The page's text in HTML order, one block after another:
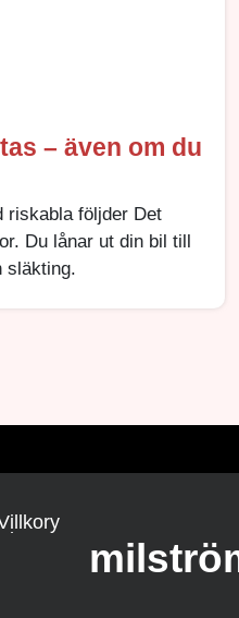
– även om du
riskabla följder Det
Du lånar ut din bil till
släkting.